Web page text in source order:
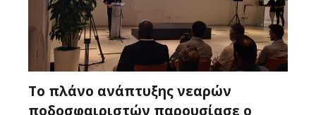
Το πλάνο ανάπτυξης νεαρών
ποδοσφαιριστών παρουσίασε ο